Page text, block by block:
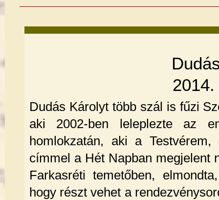
Dudás Károlyt több szál is fűzi
aki 2002-ben leleplezte az
homlokzatán, aki a
címmel a Hét Napban megjelent
Farkasréti temetőben,
hogy részt vehet a